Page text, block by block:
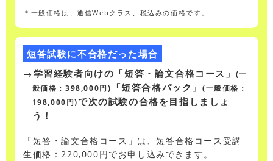
＊一般価格は、通信Webクラス、税込みの価格です。
短答試験に不合格だった場合
→学習経験者向けの「短答・論文合格コース」
(一
般価格：398,000円)
「短答合格パック」
(一般価格：
198,000円)で次の試験の合格を目指しましょ
う！
「短答・論文合格コース」は、短答合格コース受講
生価格：220,000円でお申し込みできます。